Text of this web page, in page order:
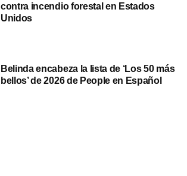
contra incendio forestal en Estados
Unidos
Belinda encabeza la lista de ‘Los 50 más
bellos’ de 2026 de People en Español